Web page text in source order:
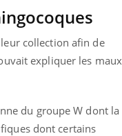
collection afin de
expliquer les maux
du groupe W dont la
dont certains